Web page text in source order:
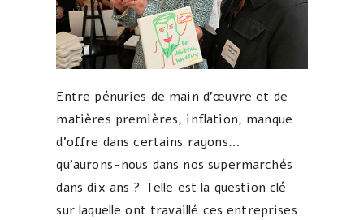
Entre pénuries de main d’œuvre et de
matières premières, inflation, manque
d’offre dans certains rayons…
qu’aurons-nous dans nos supermarchés
dans dix ans ? Telle est la question clé
sur laquelle ont travaillé ces entreprises